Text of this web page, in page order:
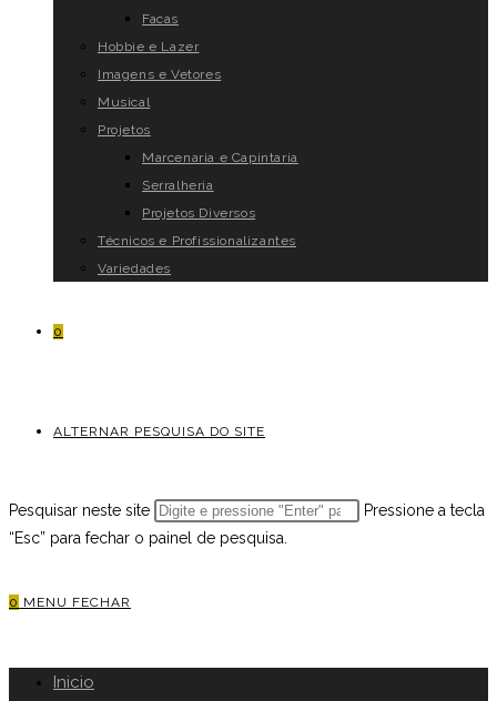
Facas
Hobbie e Lazer
Imagens e Vetores
Musical
Projetos
Marcenaria e Capintaria
Serralheria
Projetos Diversos
Técnicos e Profissionalizantes
Variedades
0
ALTERNAR PESQUISA DO SITE
Pesquisar neste site
Pressione a tecla
“Esc” para fechar o painel de pesquisa.
0 MENU FECHAR
Inicio